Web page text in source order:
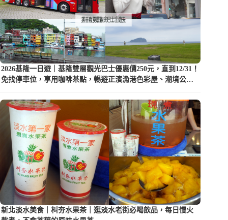
2026基隆一日遊｜基隆雙層觀光巴士優惠價250元，直到12/31！
免找停車位，享用咖啡茶點，暢遊正濱漁港色彩屋、潮境公園
新北淡水美食｜朻夯水果茶｜逛淡水老街必喝飲品，每日慢火